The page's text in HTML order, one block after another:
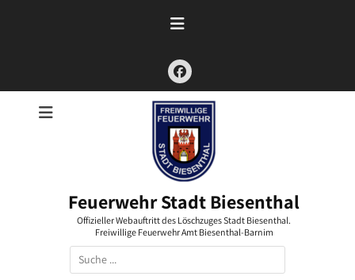
Facebook
Feuerwehr Stadt Biesenthal
Offizieller Webauftritt des Löschzuges Stadt Biesenthal.
Freiwillige Feuerwehr Amt Biesenthal-Barnim
Suchen
nach: